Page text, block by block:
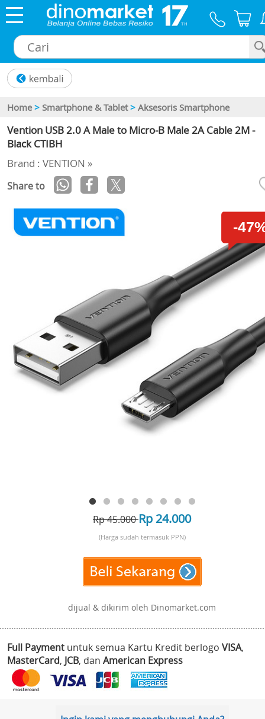
Home > Smartphone & Tablet > Aksesoris Smartphone
Vention USB 2.0 A Male to Micro-B Male 2A Cable 2M -
Black CTIBH
Brand : VENTION »
Share to
-
Rp 45.000Rp 24.000
(Harga sudah termasuk PPN)
dijual & dikirim oleh Dinomarket.com
Full Payment untuk semua Kartu Kredit berlogo VISA,
MasterCard, JCB, dan American Express